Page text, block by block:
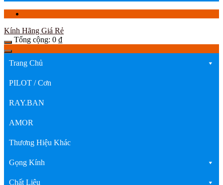
Kính Hãng Giá Rẻ
Tổng cộng: 0 ₫
Trang Chủ
PILOT / Cơn
RAY.BAN
AMOR
Thương Hiệu Khác
Gọng Kính
Chất Liệu